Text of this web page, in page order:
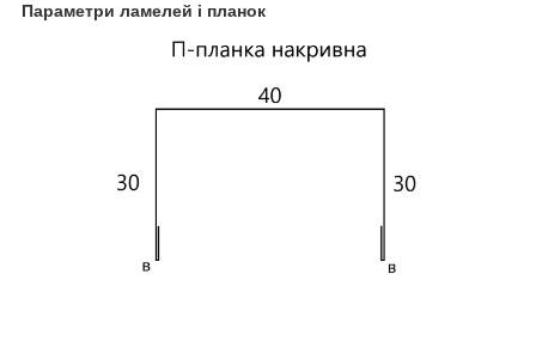
Параметри ламелей і планок